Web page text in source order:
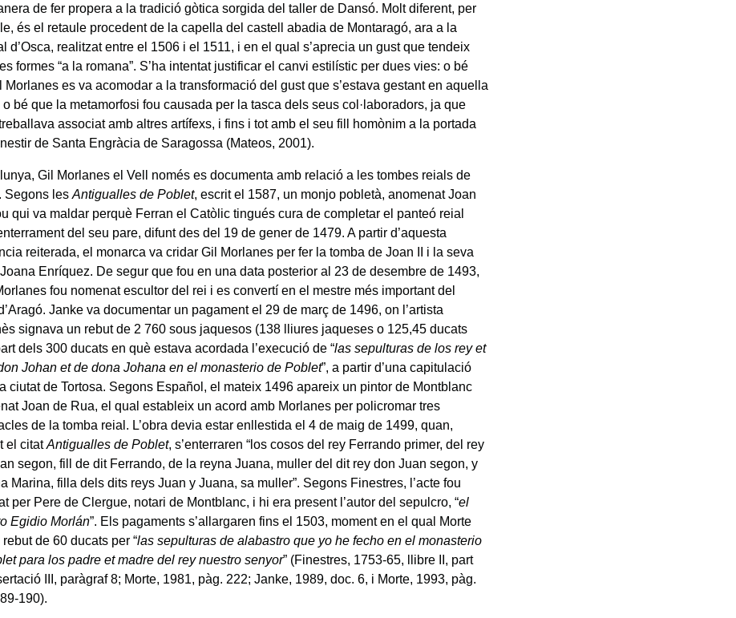
de fer propera a la tradició gòtica sorgida del taller de Dansó. Molt diferent, per
és el retaule procedent de la capella del castell abadia de Montaragó, ara a la
d’Osca, realitzat entre el 1506 i el 1511, i en el qual s’aprecia un gust que tendeix
formes “a la romana”. S’ha intentat justificar el canvi estilístic per dues vies: o bé
Morlanes es va acomodar a la transformació del gust que s’estava gestant en aquella
o bé que la metamorfosi fou causada per la tasca dels seus col·laboradors, ja que
associat amb altres artífexs, i fins i tot amb el seu fill homònim a la portada
de Santa Engràcia de Saragossa (Mateos, 2001).
Gil Morlanes el Vell només es documenta amb relació a les tombes reials de
Segons lesAntigualles de Poblet, escrit el 1587, un monjo pobletà, anomenat Joan
qui va maldar perquè Ferran el Catòlic tingués cura de completar el panteó reial
del seu pare, difunt des del 19 de gener de 1479. A partir d’aquesta
reiterada, el monarca va cridar Gil Morlanes per fer la tomba de Joan II i la seva
Enríquez. De segur que fou en una data posterior al 23 de desembre de 1493,
fou nomenat escultor del rei i es convertí en el mestre més important del
Janke va documentar un pagament el 29 de març de 1496, on l’artista
signava un rebut de 2 760 sous jaquesos (138 lliures jaqueses o 125,45 ducats
dels 300 ducats en què estava acordada l’execució de “las sepulturas de los rey et
Johan et de dona Johana en el monasterio de Poblet”, a partir d’una capitulació
ciutat de Tortosa. Segons Español, el mateix 1496 apareix un pintor de Montblanc
Joan de Rua, el qual estableix un acord amb Morlanes per policromar tres
de la tomba reial. L’obra devia estar enllestida el 4 de maig de 1499, quan,
el citatAntigualles de Poblet, s’enterraren “los cosos del rey Ferrando primer, del rey
segon, fill de dit Ferrando, de la reyna Juana, muller del dit rey don Juan segon, y
Marina, filla dels dits reys Juan y Juana, sa muller”. Segons Finestres, l’acte fou
per Pere de Clergue, notari de Montblanc, i hi era present l’autor del sepulcro, “el
Egidio Morlán”. Els pagaments s’allargaren fins el 1503, moment en el qual Morte
de 60 ducats per “las sepulturas de alabastro que yo he fecho en el monasterio
para los padre et madre del rey nuestro senyor” (Finestres, 1753-65, llibre II, part
III, paràgraf 8; Morte, 1981, pàg. 222; Janke, 1989, doc. 6, i Morte, 1993, pàg.
190).